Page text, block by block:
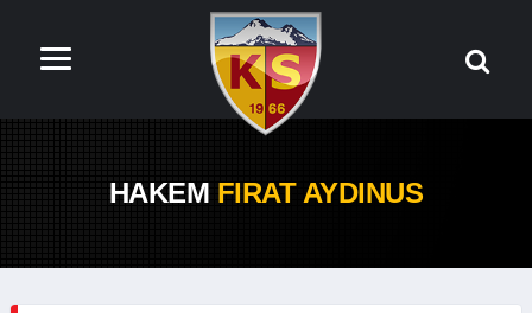
HAKEM FIRAT AYDINUS